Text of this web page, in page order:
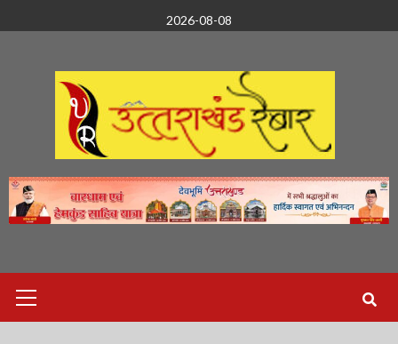
to
2026-08-08
Menu